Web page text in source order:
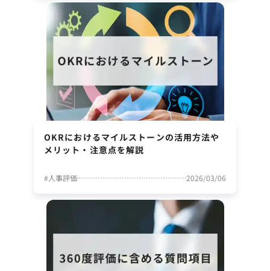
OKRにおけるマイルストーンの活用方法や
メリット・注意点を解説
#人事評価 2026/03/06